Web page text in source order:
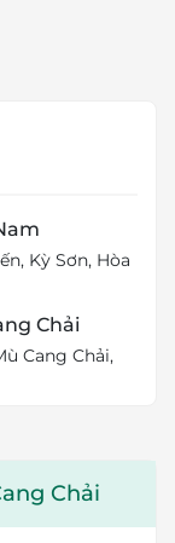
Kỳ Sơn, Hòa
Chải
Cang Chải,
Chải